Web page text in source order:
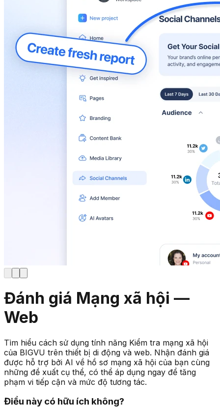
Đánh giá Mạng xã hội —
Web
Tìm hiểu cách sử dụng tính năng Kiểm tra mạng xã hội
của BIGVU trên thiết bị di động và web. Nhận đánh giá
được hỗ trợ bởi AI về hồ sơ mạng xã hội của bạn cùng
những đề xuất cụ thể, có thể áp dụng ngay để tăng
phạm vi tiếp cận và mức độ tương tác.
Điều này có hữu ích không?